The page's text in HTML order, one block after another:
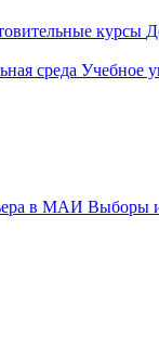
курсы
среда Учебное
в МАИ Выборы